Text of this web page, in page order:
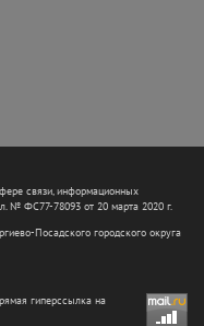
связи, информационных
№ ФС77-78093 от 20 марта 2020 г.
Посадского городского округа
гиперссылка на